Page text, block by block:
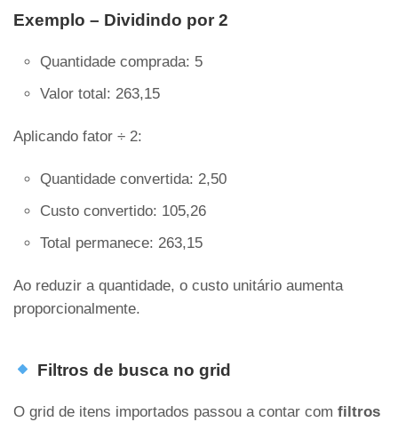
Exemplo – Dividindo por 2
Quantidade comprada: 5
Valor total: 263,15
Aplicando fator ÷ 2:
Quantidade convertida: 2,50
Custo convertido: 105,26
Total permanece: 263,15
Ao reduzir a quantidade, o custo unitário aumenta
proporcionalmente.
Filtros de busca no grid
O grid de itens importados passou a contar com filtros